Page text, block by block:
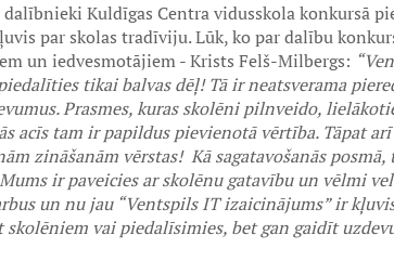
Kuldīgas Centra vidusskola konkursā
par skolas tradīviju. Lūk, ko par dalību
un iedvesmotājiem - Krists Felš-Milbergs:
tikai balvas dēļ! Tā ir neatsverama
Prasmes, kuras skolēni pilnveido,
acīs tam ir papildus pievienotā vērtība. Tāpat
zināšanām vērstas! Kā sagatavošanās
ir paveicies ar skolēnu gatavību un vēlmi
un nu jau “Ventspils IT izaicinājums” ir
skolēniem vai piedalīsimies, bet gan gaidīt